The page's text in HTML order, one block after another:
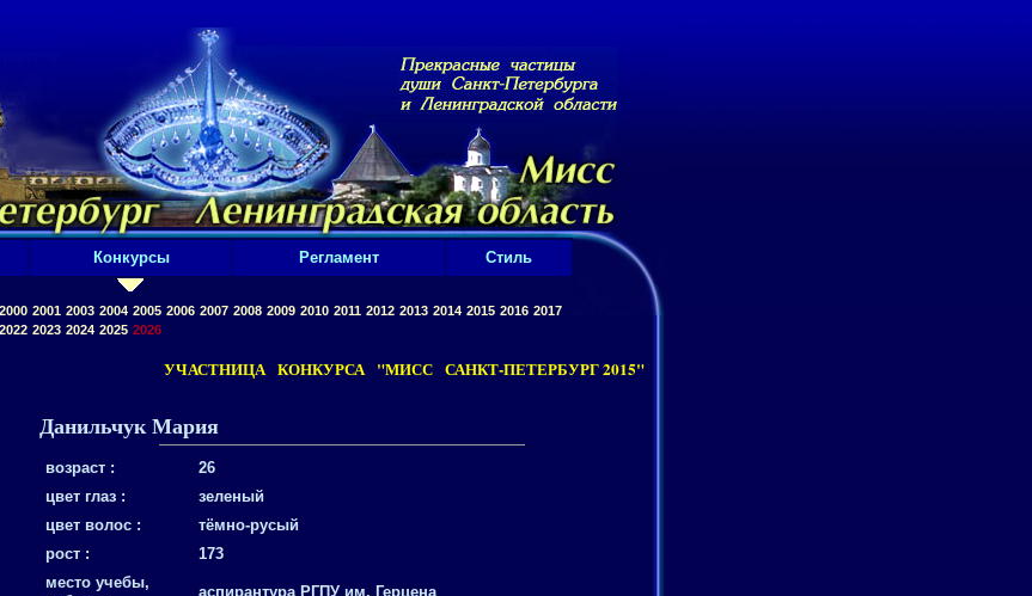
Конкурсы Регламент Стиль
2000 2001 2003 2004 2005 2006 2007 2008 2009 2010 2011 2012 2013 2014 2015 2016 2017
2022 2023 2024 2025 2026
УЧАСТНИЦА КОНКУРСА "МИСС САНКТ-ПЕТЕРБУРГ 2015"
Данильчук Мария
возраст :
26
цвет глаз :
зеленый
цвет волос :
тёмно-русый
рост :
173
место учебы,
аспирантура РГПУ им. Герцена